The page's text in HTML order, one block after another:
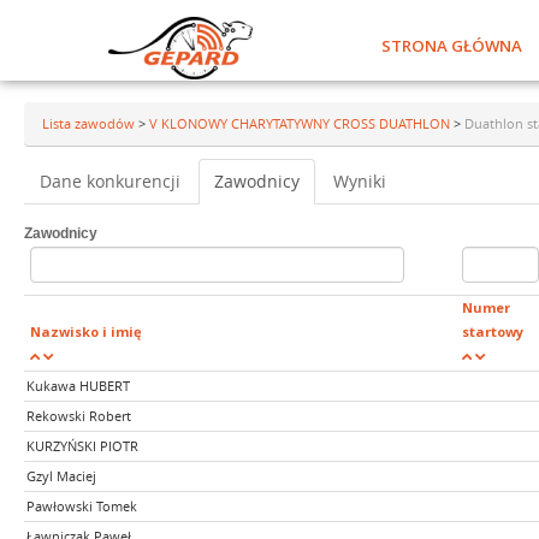
STRONA GŁÓWNA
Lista zawodów > V KLONOWY CHARYTATYWNY CROSS DUATHLON > Duathlon
Dane konkurencji Zawodnicy Wyniki
Zawodnicy
Nazwisko i imię
Numer
startowy
Kukawa HUBERT
Rekowski Robert
KURZYŃSKI PIOTR
Gzyl Maciej
Pawłowski Tomek